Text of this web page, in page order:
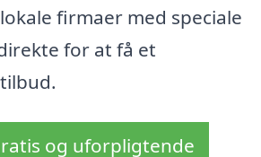
firmaer med speciale
for at få et
og uforpligtende